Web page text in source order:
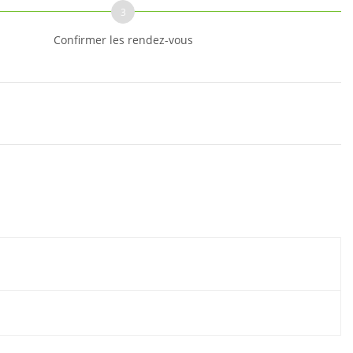
3
Confirmer les rendez-vous